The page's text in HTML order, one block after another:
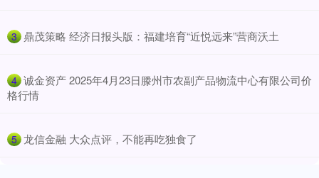
3 ​鼎茂策略 经济日报头版：福建培育“近悦远来”营商沃土
4 ​诚金资产 2025年4月23日滕州市农副产品物流中心有限公司价
格行情
5 ​龙信金融 大众点评，不能再吃独食了